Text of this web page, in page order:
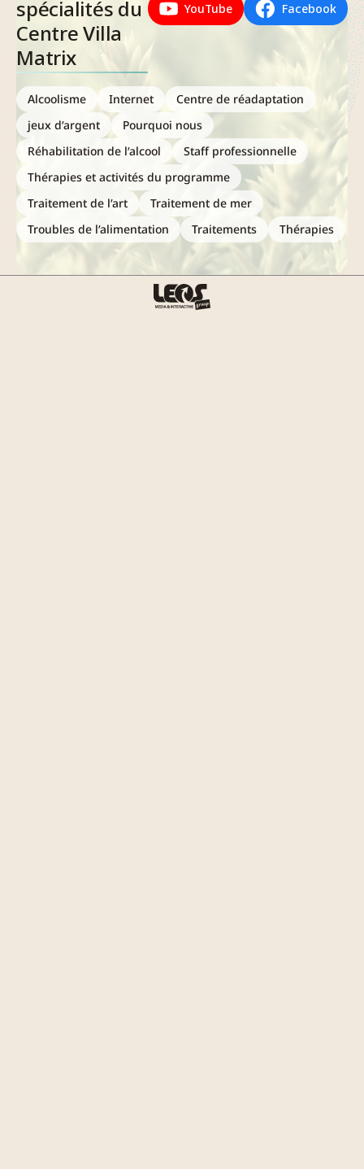
spécialités du
Centre Villa
Matrix
YouTube Facebook
Alcoolisme Internet
Centre de réadaptation
jeux d’argent
Pourquoi nous
Réhabilitation de l’alcool
Staff professionnelle
Thérapies et activités du programme
Traitement de l’art
Traitement de mer
Troubles de l’alimentation
Traitements Thérapies